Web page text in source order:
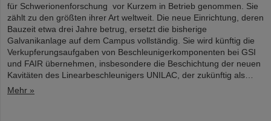
für Schwerionenforschung vor Kurzem in Betrieb genommen. Sie
zählt zu den größten ihrer Art weltweit. Die neue Einrichtung, deren
Bauzeit etwa drei Jahre betrug, ersetzt die bisherige
Galvanikanlage auf dem Campus vollständig. Sie wird künftig die
Verkupferungsaufgaben von Beschleunigerkomponenten bei GSI
und FAIR übernehmen, insbesondere die Beschichtung der neuen
Kavitäten des Linearbeschleunigers UNILAC, der zukünftig als…
Mehr »